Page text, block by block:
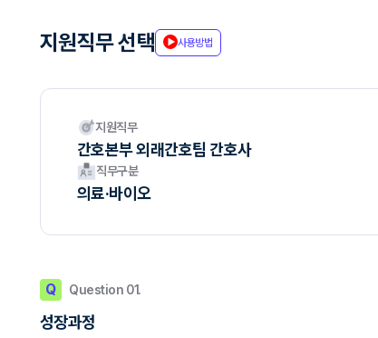
지원직무 선택 사용방법
지원직무
간호본부 외래간호팀 간호사
직무구분
의료·바이오
Q Question 01.
성장과정